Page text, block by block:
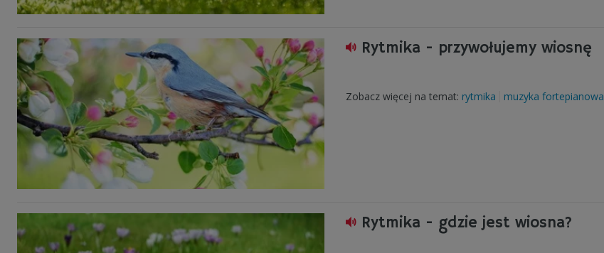
Rytmika - przywołujemy wiosnę
Zobacz więcej na temat: rytmika muzyka fortepianowa
Rytmika - gdzie jest wiosna?